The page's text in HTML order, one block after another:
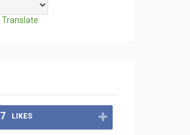
Translate
LIKES